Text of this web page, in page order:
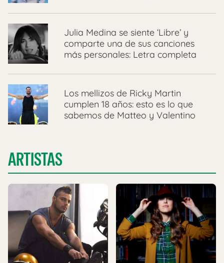
Julia Medina se siente ‘Libre’ y
comparte una de sus canciones
más personales: Letra completa
Los mellizos de Ricky Martin
cumplen 18 años: esto es lo que
sabemos de Matteo y Valentino
ARTISTAS